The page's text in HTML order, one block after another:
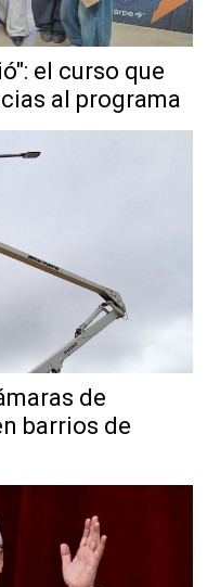
el curso que
al programa
de
barrios de